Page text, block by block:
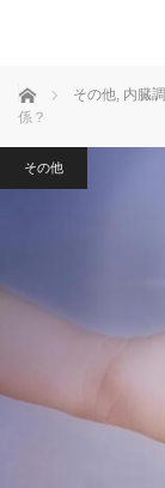
ホーム その他, 内臓
係？
その他